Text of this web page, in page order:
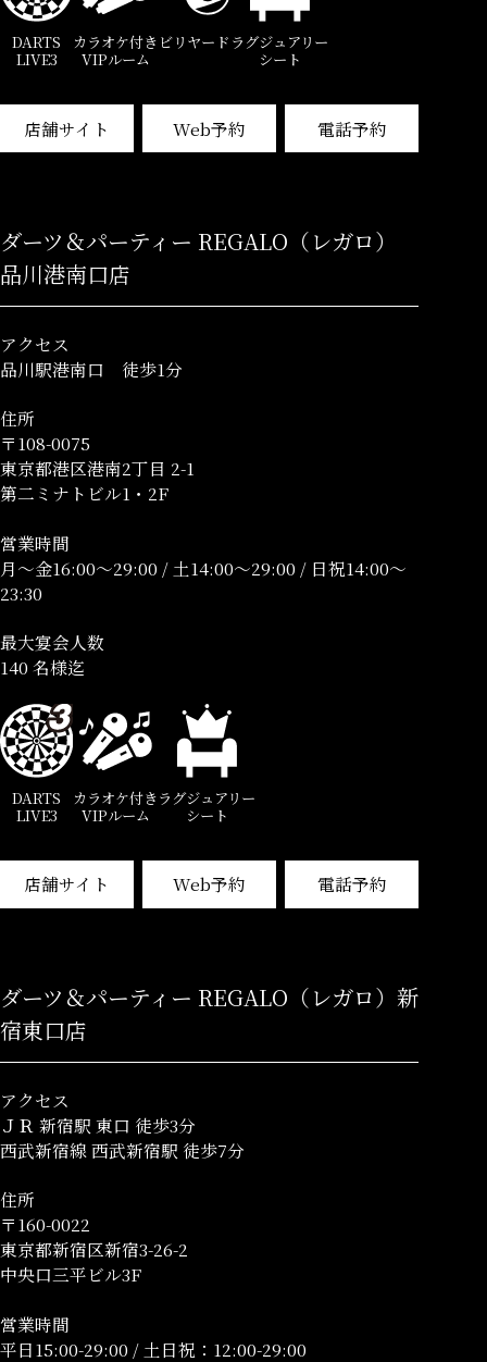
DARTS
LIVE3
カラオケ付き
VIPルーム
ビリヤード ラグジュアリー
シート
店舗サイト Web予約 電話予約
ダーツ＆パーティー REGALO（レガロ）
品川港南口店
アクセス
品川駅港南口 徒歩1分
住所
〒108-0075
東京都港区港南2丁目 2-1
第二ミナトビル1・2F
営業時間
月～金16:00～29:00 / 土14:00～29:00 / 日祝14:00～
23:30
最大宴会人数
140 名様迄
DARTS
LIVE3
カラオケ付き
VIPルーム
ラグジュアリー
シート
店舗サイト Web予約 電話予約
ダーツ＆パーティー REGALO（レガロ）新
宿東口店
アクセス
ＪＲ 新宿駅 東口 徒歩3分
西武新宿線 西武新宿駅 徒歩7分
住所
〒160-0022
東京都新宿区新宿3-26-2
中央口三平ビル3F
営業時間
平日15:00-29:00 / 土日祝：12:00-29:00